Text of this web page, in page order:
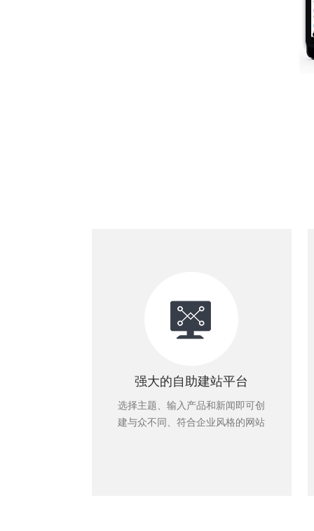
强大的自助建站平台
选择主题、输入产品和新闻即可创
建与众不同、符合企业风格的网站